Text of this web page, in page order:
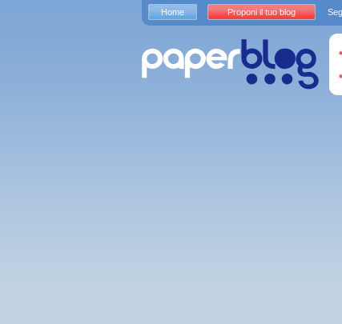
Home Proponi il tuo blog